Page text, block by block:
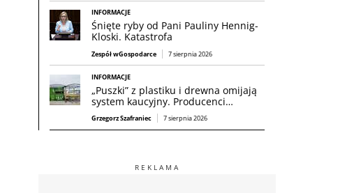
INFORMACJE
Śnięte ryby od Pani Pauliny Hennig-
Kloski. Katastrofa
Zespół wGospodarce 7 sierpnia 2026
INFORMACJE
„Puszki” z plastiku i drewna omijają
system kaucyjny. Producenci…
Grzegorz Szafraniec 7 sierpnia 2026